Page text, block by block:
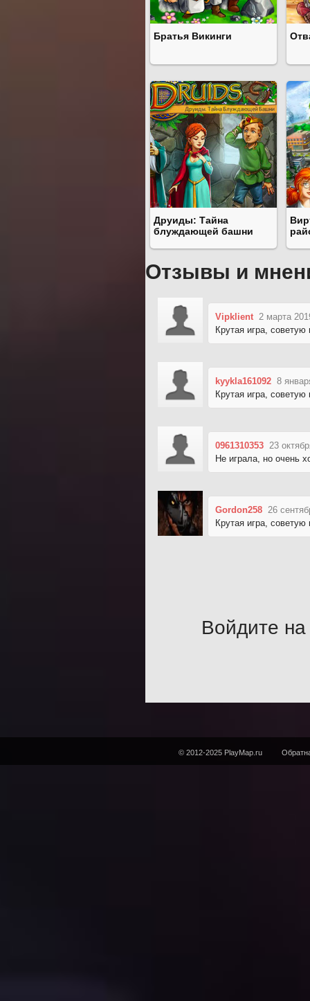
Братья Викинги
Друиды: Тайна
блуждающей башни
Отзывы и
Vipklient 2 марта
Крутая игра, советую
kyykla161092 8
Крутая игра, советую
0961310353 23
Не играла, но очень
Gordon258 26
Крутая игра, советую
Войдите на
© 2012-2025 PlayMap.ru